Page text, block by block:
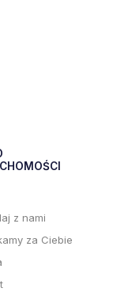
z nami
za Ciebie